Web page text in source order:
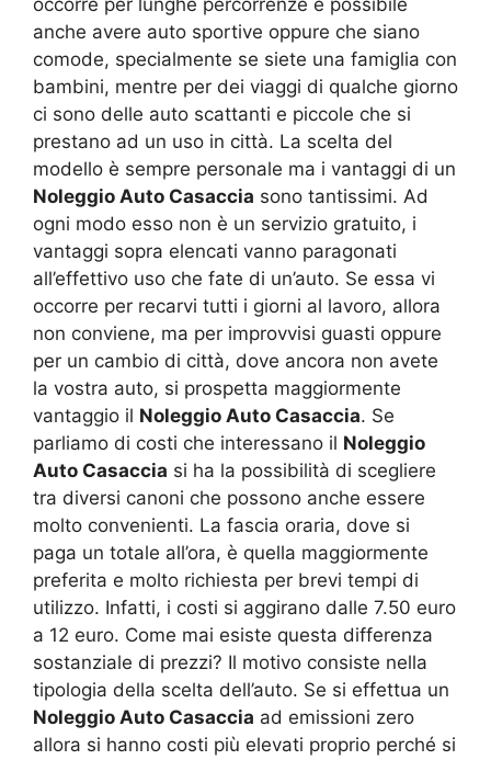
anche avere auto sportive oppure che siano
comode, specialmente se siete una famiglia con
bambini, mentre per dei viaggi di qualche giorno
ci sono delle auto scattanti e piccole che si
prestano ad un uso in città. La scelta del
modello è sempre personale ma i vantaggi di un
Noleggio Auto Casaccia sono tantissimi. Ad
ogni modo esso non è un servizio gratuito, i
vantaggi sopra elencati vanno paragonati
all’effettivo uso che fate di un’auto. Se essa vi
occorre per recarvi tutti i giorni al lavoro, allora
non conviene, ma per improvvisi guasti oppure
per un cambio di città, dove ancora non avete
la vostra auto, si prospetta maggiormente
vantaggio il Noleggio Auto Casaccia. Se
parliamo di costi che interessano il Noleggio
Auto Casaccia si ha la possibilità di scegliere
tra diversi canoni che possono anche essere
molto convenienti. La fascia oraria, dove si
paga un totale all’ora, è quella maggiormente
preferita e molto richiesta per brevi tempi di
utilizzo. Infatti, i costi si aggirano dalle 7.50 euro
a 12 euro. Come mai esiste questa differenza
sostanziale di prezzi? Il motivo consiste nella
tipologia della scelta dell’auto. Se si effettua un
Noleggio Auto Casaccia ad emissioni zero
allora si hanno costi più elevati proprio perché si